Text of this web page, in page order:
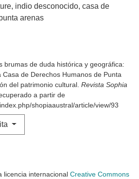
indio desconocido casa de
arenas
brumas de duda histórica y geográfica:
Casa de Derechos Humanos de Punta
del patrimonio cultural. Revista Sophia
a partir de
shopiaaustral/article/view/93
licencia internacional Creative Commons